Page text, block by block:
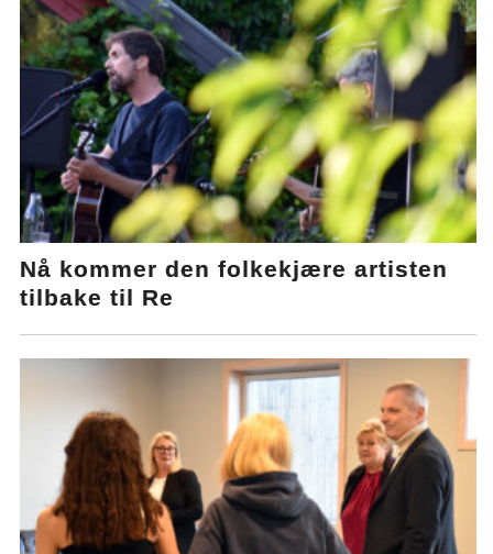
Nå kommer den folkekjære artisten
tilbake til Re